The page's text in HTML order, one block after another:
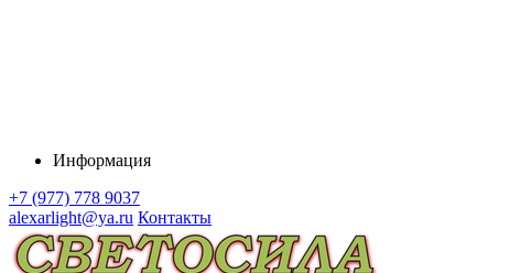
Информация
+7 (977) 778 9037
alexarlight@ya.ru Контакты